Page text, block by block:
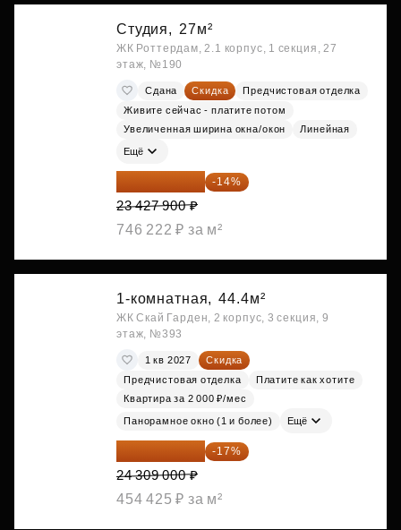
Студия, 27м²
ЖК Роттердам, 2.1 корпус, 1 секция, 27
этаж, №190
Сдана Скидка
Предчистовая отделка
Живите сейчас - платите потом
Увеличенная ширина окна/окон
Линейная
Ещё
20 147 994 ₽ -14%
23 427 900 ₽
746 222 ₽ за м²
1-комнатная, 44.4м²
ЖК Скай Гарден, 2 корпус, 3 секция, 9
этаж, №393
1 кв 2027
Скидка
Предчистовая отделка
Платите как хотите
Квартира за 2 000 ₽/мес
Панорамное окно (1 и более) Ещё
20 176 470 ₽ -17%
24 309 000 ₽
454 425 ₽ за м²